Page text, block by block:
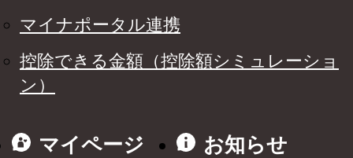
マイナポータル連携
控除できる金額（控除額シミュレーショ
ン）
マイページ
お知らせ